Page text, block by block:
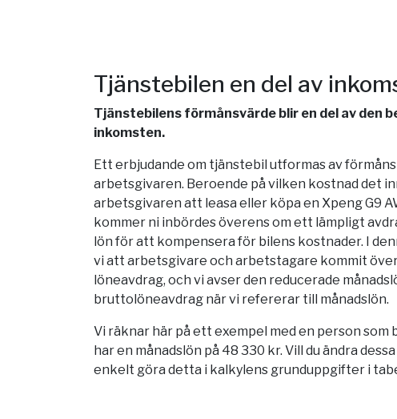
Tjänstebilen en del av
Tjänstebilens förmånsvärde blir en del av den
inkomsten.
Ett erbjudande om tjänstebil utformas av
arbetsgivaren. Beroende på vilken kostnad det
arbetsgivaren att leasa eller köpa en Xpeng G9
kommer ni inbördes överens om ett lämpligt
lön för att kompensera för bilens kostnader. I
vi att arbetsgivare och arbetstagare kommit
löneavdrag, och vi avser den reducerade
bruttolöneavdrag när vi refererar till månadslön.
Vi räknar här på ett exempel med en person som
har en månadslön på 48 330 kr. Vill du ändra
enkelt göra detta i kalkylens grunduppgifter i